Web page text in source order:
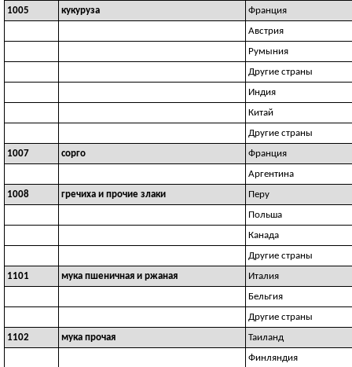
1005
кукуруза
Франция
Австрия
Румыния
Другие страны
Индия
Китай
Другие страны
1007
сорго
Франция
Аргентина
1008
гречиха и прочие злаки
Перу
Польша
Канада
Другие страны
1101
мука пшеничная и ржаная
Италия
Бельгия
Другие страны
1102
мука прочая
Таиланд
Финляндия